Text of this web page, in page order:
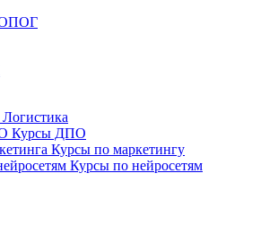
Логистика
Курсы ДПО
Курсы по маркетингу
Курсы по нейросетям